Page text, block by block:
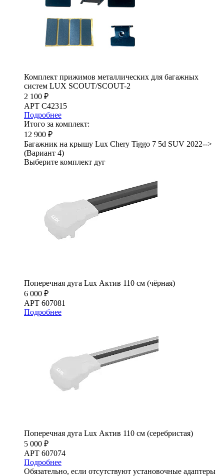
Комплект прижимов металлических для багажных
систем LUX SCOUT/SCOUT-2
2 100 ₽
АРТ C42315
Подробнее
Итого за комплект:
12 900 ₽
Багажник на крышу Lux Chery Tiggo 7 5d SUV 2022-->
(Вариант 4)
Выберите комплект дуг
Поперечная дуга Lux Актив 110 см (чёрная)
6 000 ₽
АРТ 607081
Подробнее
Поперечная дуга Lux Актив 110 см (серебристая)
5 000 ₽
АРТ 607074
Подробнее
Обязательно, если отсутствуют установочные адаптеры